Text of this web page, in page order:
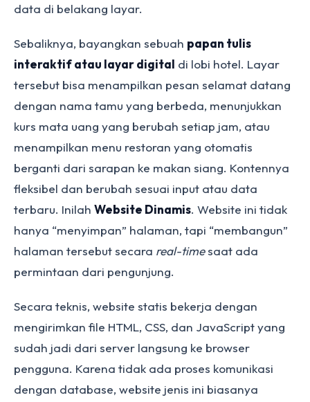
data di belakang layar.
Sebaliknya, bayangkan sebuah papan tulis
interaktif atau layar digital di lobi hotel. Layar
tersebut bisa menampilkan pesan selamat datang
dengan nama tamu yang berbeda, menunjukkan
kurs mata uang yang berubah setiap jam, atau
menampilkan menu restoran yang otomatis
berganti dari sarapan ke makan siang. Kontennya
fleksibel dan berubah sesuai input atau data
terbaru. Inilah Website Dinamis. Website ini tidak
hanya “menyimpan” halaman, tapi “membangun”
halaman tersebut secara real-timesaat ada
permintaan dari pengunjung.
Secara teknis, website statis bekerja dengan
mengirimkan file HTML, CSS, dan JavaScript yang
sudah jadi dari server langsung ke browser
pengguna. Karena tidak ada proses komunikasi
dengan database, website jenis ini biasanya